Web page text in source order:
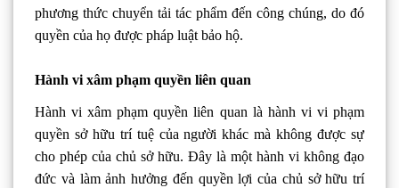
phương thức chuyển tải tác phẩm đến công chúng, do đó
quyền của họ được pháp luật bảo hộ.
Hành vi xâm phạm quyền liên quan
Hành vi xâm phạm quyền liên quan là hành vi vi phạm
quyền sở hữu trí tuệ của người khác mà không được sự
cho phép của chủ sở hữu. Đây là một hành vi không đạo
đức và làm ảnh hưởng đến quyền lợi của chủ sở hữu trí